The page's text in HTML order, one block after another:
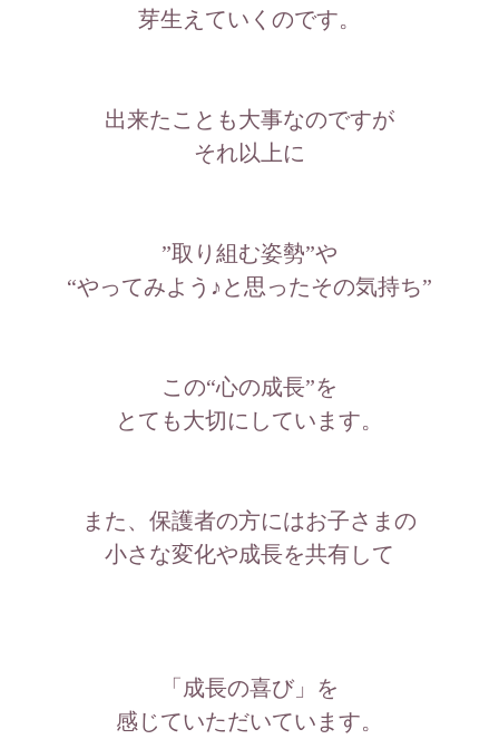
芽生えていくのです。
出来たことも大事なのですが
それ以上に
”取り組む姿勢”や
“やってみよう♪と思ったその気持ち”
この“心の成長”を
とても大切にしています。
また、保護者の方にはお子さまの
小さな変化や成長を共有して
「成長の喜び」を
感じていただいています。